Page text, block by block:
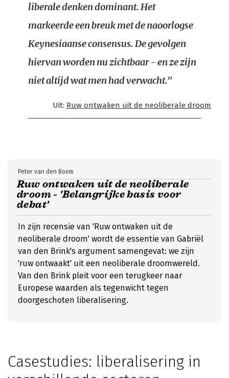
liberale denken dominant. Het
markeerde een breuk met de naoorlogse
Keynesiaanse consensus. De gevolgen
hiervan worden nu zichtbaar - en ze zijn
niet altijd wat men had verwacht."
Uit: Ruw ontwaken uit de neoliberale droom
Ruw ontwaken uit de neoliberale
droom - 'Belangrijke basis voor
debat'
Peter van den Boom
In zijn recensie van 'Ruw ontwaken uit de
neoliberale droom' wordt de essentie van Gabriël
van den Brink's argument samengevat: we zijn
'ruw ontwaakt' uit een neoliberale droomwereld.
Van den Brink pleit voor een terugkeer naar
Europese waarden als tegenwicht tegen
doorgeschoten liberalisering.
Casestudies: liberalisering in